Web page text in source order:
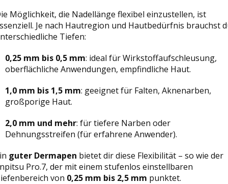
Möglichkeit, die Nadellänge flexibel einzustellen, ist
Je nach Hautregion und Hautbedürfnis brauchst
Tiefen:
0,25 mm bis 0,5 mm: ideal für Wirkstoffaufschleusung,
oberflächliche Anwendungen, empfindliche Haut.
1,0 mm bis 1,5 mm: geeignet für Falten, Aknenarben,
großporige Haut.
2,0 mm und mehr: für tiefere Narben oder
Dehnungsstreifen (für erfahrene Anwender).
guter Dermapen bietet dir diese Flexibilität – so wie der
Pro.7, der mit einem stufenlos einstellbaren
von 0,25 mm bis 2,5 mm punktet.